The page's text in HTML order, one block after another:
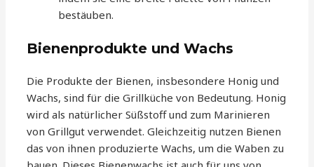
bestäuben.
Bienenprodukte und Wachs
Die Produkte der Bienen, insbesondere Honig und
Wachs, sind für die Grillküche von Bedeutung. Honig
wird als natürlicher Süßstoff und zum Marinieren
von Grillgut verwendet. Gleichzeitig nutzen Bienen
das von ihnen produzierte Wachs, um die Waben zu